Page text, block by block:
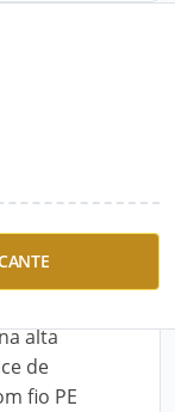
2,
para
alta
de
fio PE